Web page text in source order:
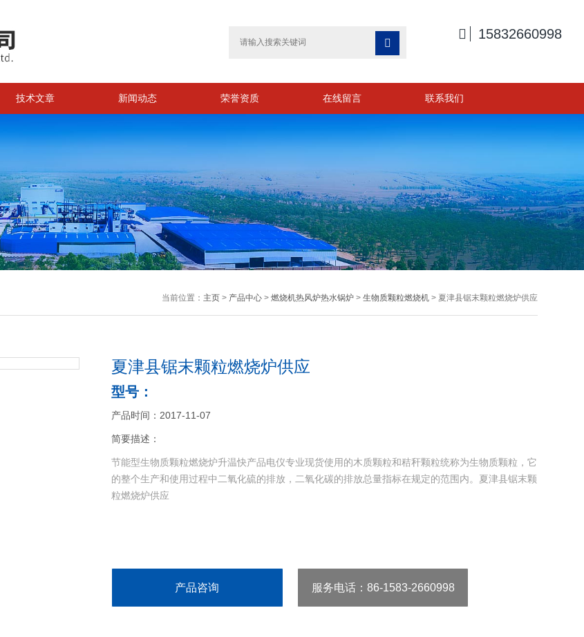

 15832660998
技术文章 新闻动态 荣誉资质 在线留言 联系我们
当前位置： 主页> 产品中心> 燃烧机热风炉热水锅炉> 生物质颗粒燃烧机> 夏津县锯末颗粒燃烧炉供应
>
夏津县锯末颗粒燃烧炉供应
型号：
产品时间：2017-11-07
简要描述：
节能型生物质颗粒燃烧炉升温快产品电仪专业现货使用的木质颗粒和秸秆颗粒统称为生物质颗粒，它
的整个生产和使用过程中二氧化硫的排放，二氧化碳的排放总量指标在规定的范围内。夏津县锯末颗
粒燃烧炉供应
产品咨询 服务电话：86-1583-2660998